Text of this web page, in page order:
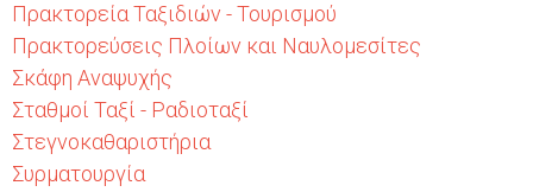
Πρακτορεία Ταξιδιών - Τουρισμού
Πρακτορεύσεις Πλοίων και Ναυλομεσίτες
Σκάφη Αναψυχής
Σταθμοί Ταξί - Ραδιοταξί
Στεγνοκαθαριστήρια
Συρματουργία